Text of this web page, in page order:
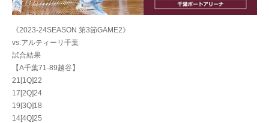
《2023-24SEASON 第3節GAME2》
vs.アルティーリ千葉
試合結果
【A千葉71-89越谷】
21[1Q]22
17[2Q]24
19[3Q]18
14[4Q]25